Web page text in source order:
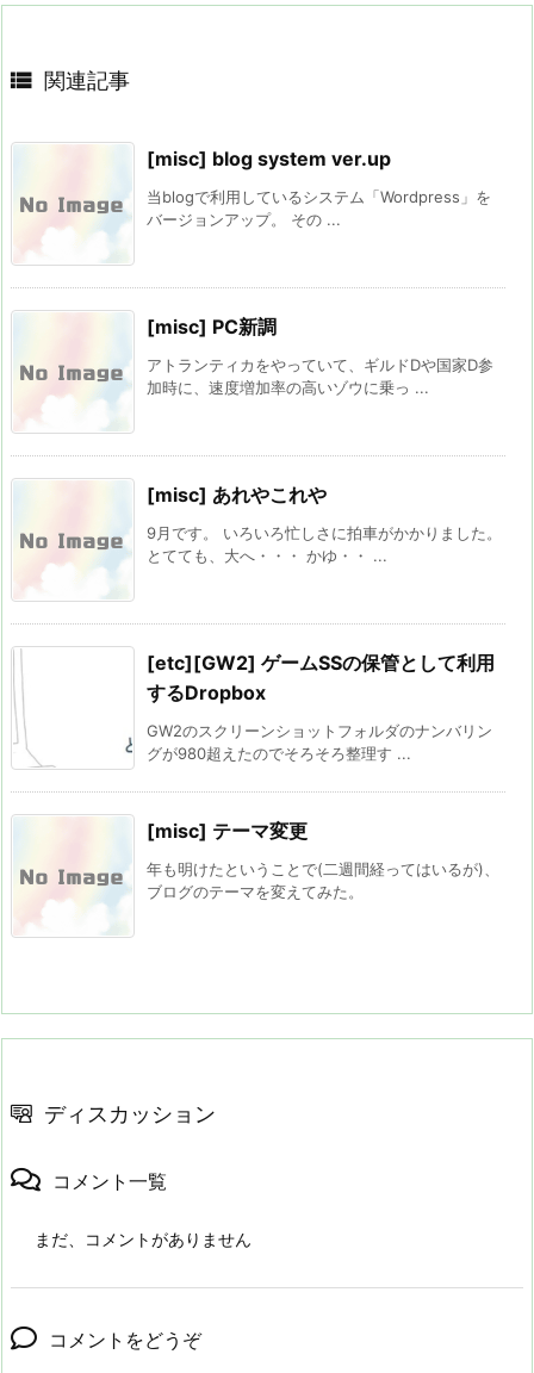
 関連記事
[misc] blog system ver.up
当blogで利用しているシステム「Wordpress」を
バージョンアップ。 その ...
[misc] PC新調
アトランティカをやっていて、ギルドDや国家D参
加時に、速度増加率の高いゾウに乗っ ...
[misc] あれやこれや
9月です。 いろいろ忙しさに拍車がかかりました。
とてても、大へ・・・ かゆ・・ ...
[etc][GW2] ゲームSSの保管として利用
するDropbox
GW2のスクリーンショットフォルダのナンバリン
グが980超えたのでそろそろ整理す ...
[misc] テーマ変更
年も明けたということで(二週間経ってはいるが)、
ブログのテーマを変えてみた。
ディスカッション
コメント一覧
まだ、コメントがありません
コメントをどうぞ